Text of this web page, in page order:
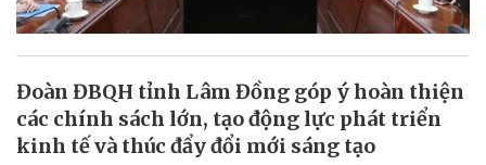
Đoàn ĐBQH tỉnh Lâm Đồng góp ý hoàn thiện
các chính sách lớn, tạo động lực phát triển
kinh tế và thúc đẩy đổi mới sáng tạo